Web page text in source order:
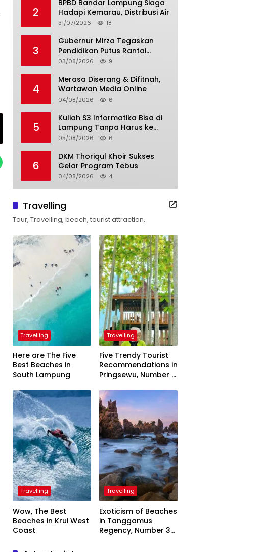
2
BPBD Bandar Lampung Siaga
Hadapi Kemarau, Distribusi Air
31/07/2026 18
3
Gubernur Mirza Tegaskan
Pendidikan Putus Rantai
Kemiskinan
03/08/2026 9
4
Merasa Diserang & Difitnah,
Wartawan Media Online
04/08/2026 6
5
Kuliah S3 Informatika Bisa di
Lampung Tanpa Harus ke
Luar Daerah
05/08/2026 6
6
DKM Thoriqul Khoir Sukses
Gelar Program Tebus
04/08/2026 4
Travelling
Tour, Travelling, beach, tourist attraction,
Travelling
Here are The Five
Best Beaches in
South Lampung
Travelling
Five Trendy Tourist
Recommendations in
Pringsewu, Number 3
President
Travelling
Wow, The Best
Beaches in Krui West
Coast
Travelling
Exoticism of Beaches
in Tanggamus
Regency, Number 3